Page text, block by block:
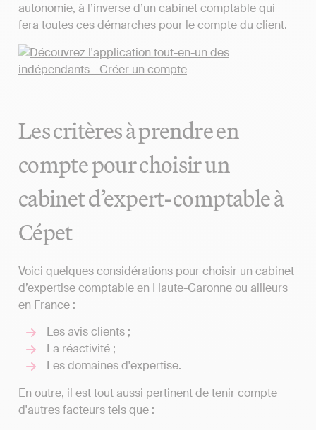
autonomie, à l’inverse d’un cabinet comptable qui
fera toutes ces démarches pour le compte du client.
Les critères à prendre en
compte pour choisir un
cabinet d’expert-comptable à
Cépet
Voici quelques considérations pour choisir un cabinet
d’expertise comptable en Haute-Garonne ou ailleurs
en France :
Les avis clients ;
La réactivité ;
Les domaines d'expertise.
En outre, il est tout aussi pertinent de tenir compte
d'autres facteurs tels que :